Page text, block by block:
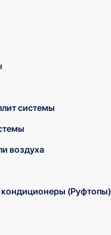
системы
воздуха
(Руфтопы)